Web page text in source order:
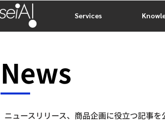
​News
​News
ニュースリリース、商品企画に役立つ記事を
Services